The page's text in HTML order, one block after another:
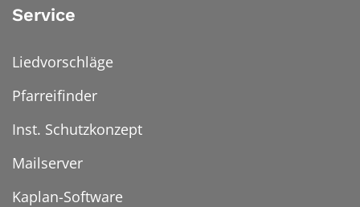
Service
Liedvorschläge
Pfarreifinder
Inst. Schutzkonzept
Mailserver
Kaplan-Software